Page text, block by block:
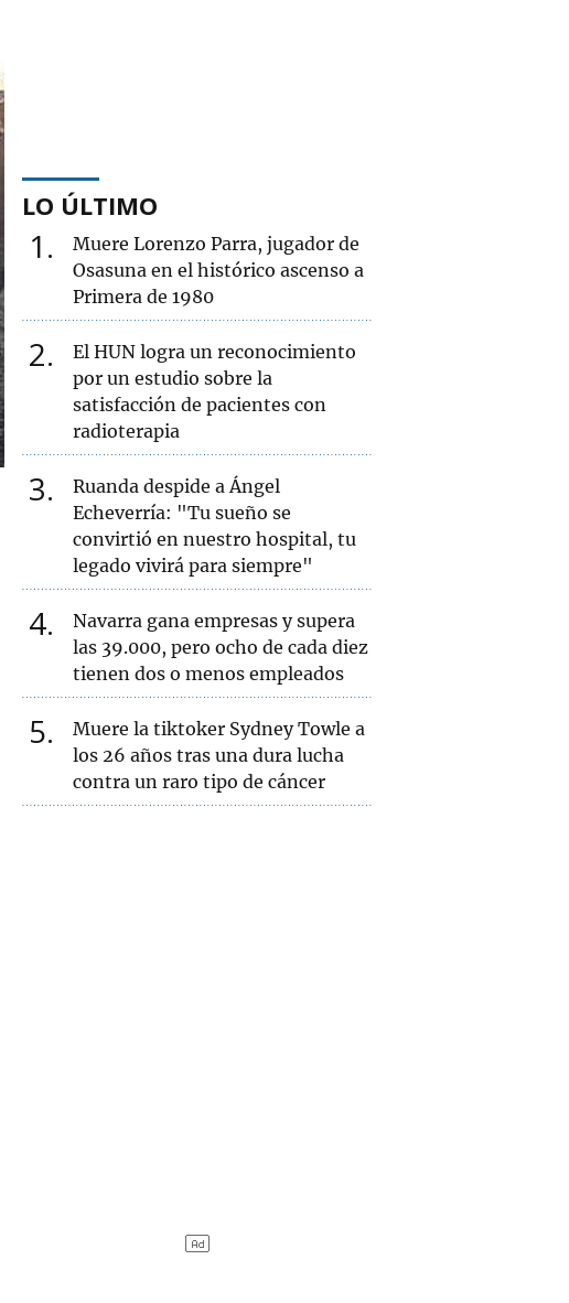
LO ÚLTIMO
1
Muere Lorenzo Parra, jugador de
Osasuna en el histórico ascenso a
Primera de 1980
2
El HUN logra un reconocimiento
por un estudio sobre la
satisfacción de pacientes con
radioterapia
3
Ruanda despide a Ángel
Echeverría: "Tu sueño se
convirtió en nuestro hospital, tu
legado vivirá para siempre"
4
Navarra gana empresas y supera
las 39.000, pero ocho de cada diez
tienen dos o menos empleados
5
Muere la tiktoker Sydney Towle a
los 26 años tras una dura lucha
contra un raro tipo de cáncer